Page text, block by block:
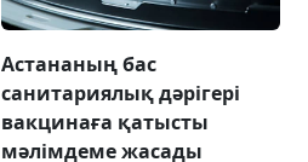
Астананың бас
санитариялық дәрігері
вакцинаға қатысты
мәлімдеме жасады